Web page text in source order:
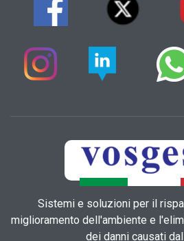
Sistemi e soluzioni per il
miglioramento dell'ambiente e
dei danni causati